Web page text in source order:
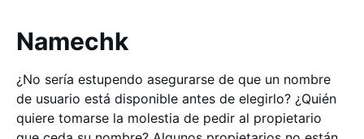
Namechk
¿No sería estupendo asegurarse de que un nombre
de usuario está disponible antes de elegirlo? ¿Quién
quiere tomarse la molestia de pedir al propietario